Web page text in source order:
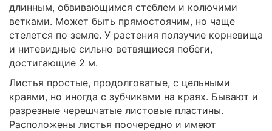
длинным, обвивающимся стеблем и колючими
ветками. Может быть прямостоячим, но чаще
стелется по земле. У растения ползучие корневища
и нитевидные сильно ветвящиеся побеги,
достигающие 2 м.
Листья простые, продолговатые, с цельными
краями, но иногда с зубчиками на краях. Бывают и
разрезные черешчатые листовые пластины.
Расположены листья поочередно и имеют